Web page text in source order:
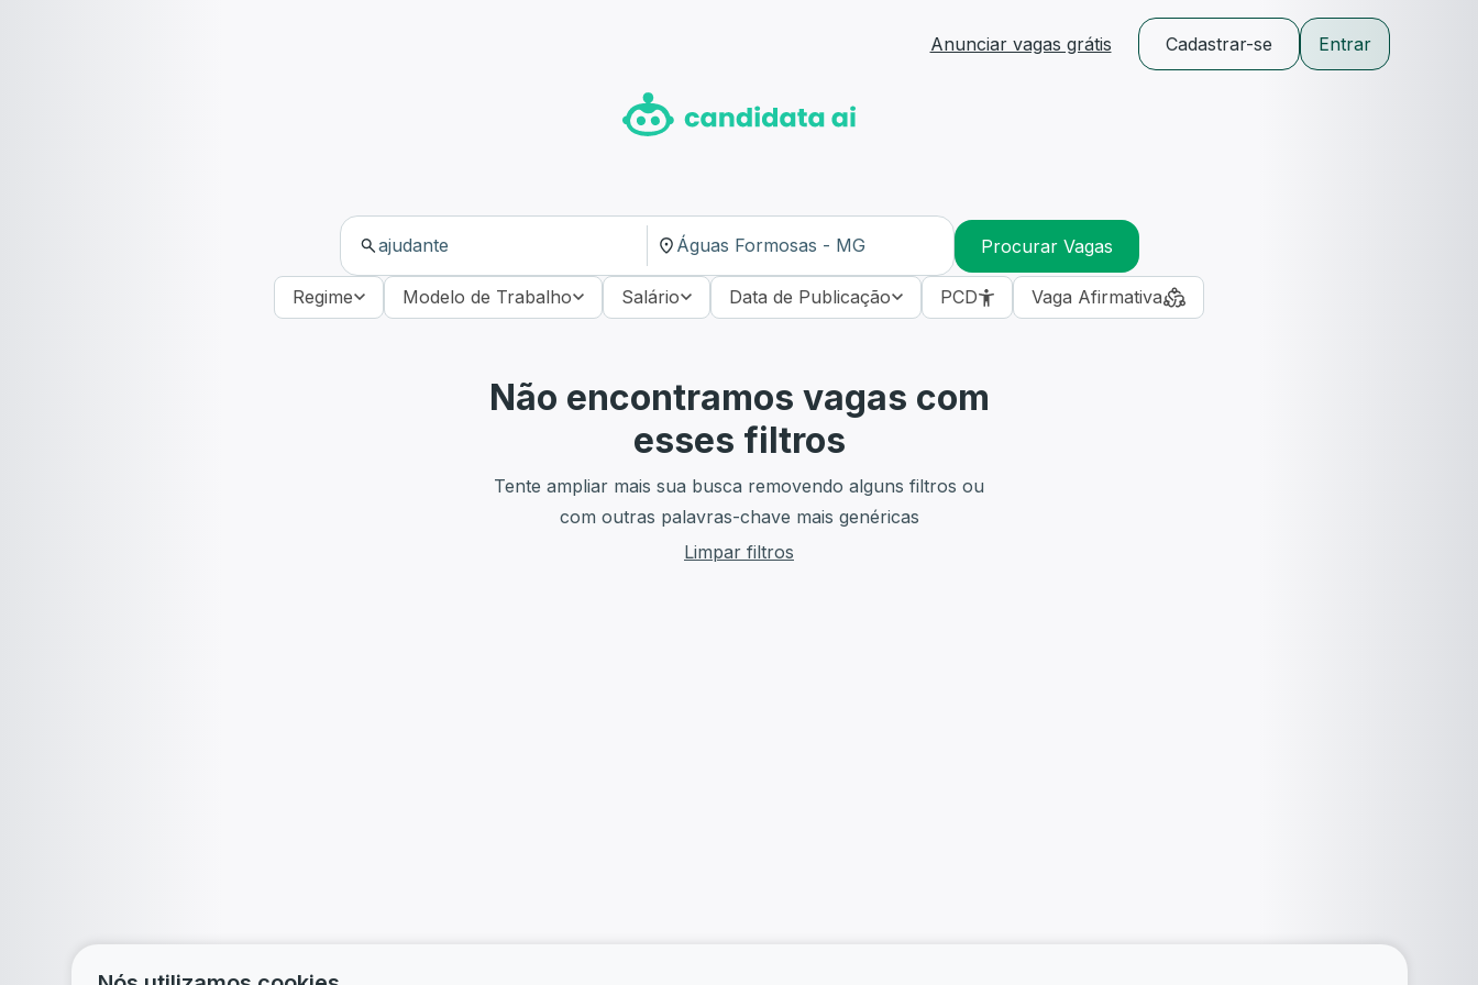
Anunciar vagas grátis Cadastrar-se Entrar
Procurar Vagas
Regime Modelo de Trabalho Salário Data de Publicação PCD Vaga Afirmativa
Não encontramos vagas com
esses filtros
Tente ampliar mais sua busca removendo alguns filtros ou
com outras palavras-chave mais genéricas
Limpar filtros